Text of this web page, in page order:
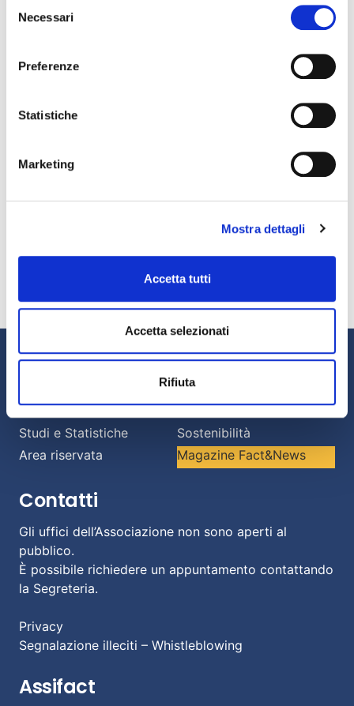
delNecessari
Preferenze
Statistiche
Marketing
Mostra dettagli
Accetta tutti
Accetta selezionati
Rifiuta
Luglio 29, 2026
alle famiglie: +2,5% nei primi 4 mesi del 2026,
malgrado il quadro economico complesso
Fact&News: “Le nuove frontiere del factoring”
AIBE: banche e intermediari esteri al 18% del
Banche e imprese: una relazione strategica per
affrontare il cambiamento.
Informazioni
Il Factoring
News e Media
Eventi e Formazione
Studi e Statistiche
Sostenibilità
Area riservata
Magazine Fact&News
Contatti
Gli uffici dell’Associazione non sono aperti al
pubblico.
È possibile richiedere un appuntamento contattando
la Segreteria.
Privacy
Segnalazione illeciti – Whistleblowing
Assifact